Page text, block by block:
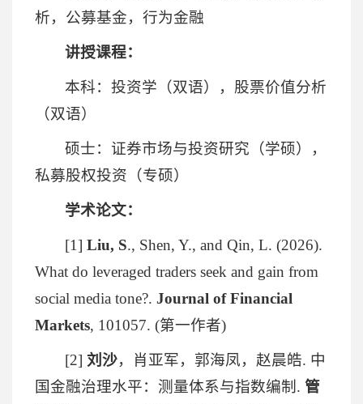
析，公募基金，行为金融
讲授课程：
本科：投资学（双语），股票价值分析
（双语）
硕士：证券市场与投资研究（学硕），
私募股权投资（专硕）
学术论文：
[1]Liu, S., Shen, Y., and Qin, L. (2026).
What do leveraged traders seek and gain from
social media tone?. Journal of Financial
Markets, 101057. (第一作者)
[2]刘沙，肖亚军，郭海凤，赵晨皓. 中
国金融治理水平：测量体系与指数编制. 管